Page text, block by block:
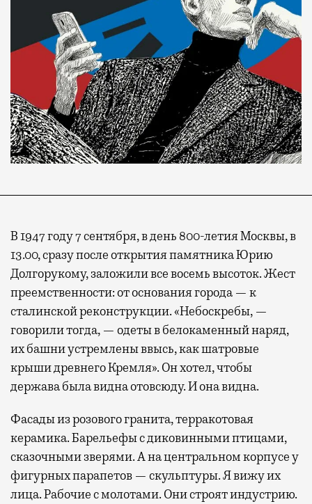
Современный путешественник часто берет
с собой не только чемодан, но и ноутбук.
А ожидание рейса все чаще превращается
не в потерянное время, а в возможность
спокойно закончить дела или спланировать
активности в путешествии, например
забронировать нужные билеты и рестораны.
Бизнес-зал становится местом, где можно
В 1947 году 7 сентября, в день 800-летия Москвы, в
13.00, сразу после открытия памятника Юрию
Долгорукому, заложили все восемь высоток. Жест
преемственности: от основания города — к
сталинской реконструкции. «Небоскребы, —
говорили тогда, — одеты в белокаменный наряд,
их башни устремлены ввысь, как шатровые
крыши древнего Кремля». Он хотел, чтобы
держава была видна отовсюду. И она видна.
Фасады из розового гранита, терракотовая
керамика. Барельефы с диковинными птицами,
сказочными зверями. А на центральном корпусе у
фигурных парапетов — скульптуры. Я вижу их
лица. Рабочие с молотами. Они строят индустрию.